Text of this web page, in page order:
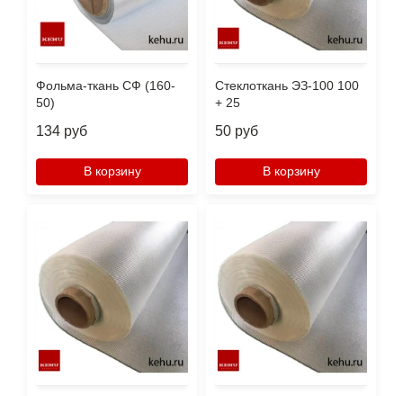
Фольма-ткань СФ (160-
50)
134 руб
В корзину
Стеклоткань ЭЗ-100 100
+ 25
50 руб
В корзину